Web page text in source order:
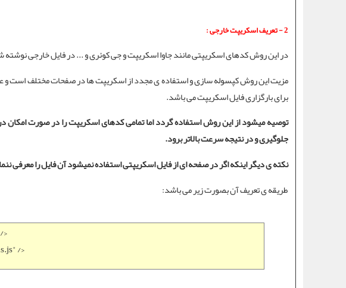
2 - تعریف اسکریپت خارجی :
در این روشکدهای اسکریپتیمانند جاوا اسکریپت و جی کوئری و ... در فایل خارجی
مزیت این روش کپسوله سازی و استفاده ی مجدد از اسکریپت ها در صفحات مختلف
برای بارگزاری فایل اسکریپت می باشد.
توصیه میشود از این روش استفاده گردد اما تمامی کدهای اسکریپت را در صورت امکان
جلوگیری و در نتیجه سرعت بالاتر برود.
نکته ی دیگر اینکه اگر در صفحه ای از فایل اسکریپتی استفاده نمیشود آن فایل را معرفی
طریقه ی تعریف آن بصورت زیر می باشد:
>
/>